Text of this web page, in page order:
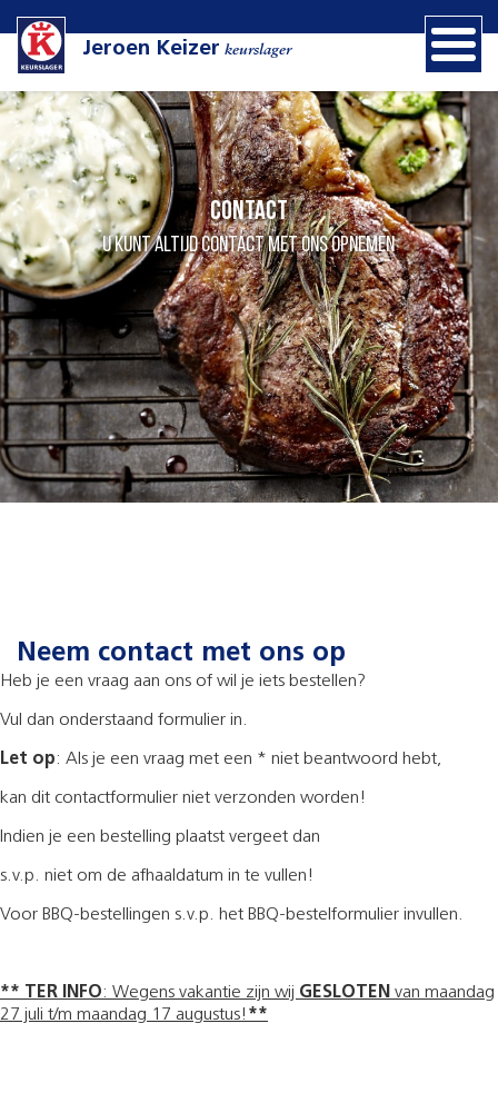
Jeroen Keizer keurslager
Contact
U kunt altijd contact met ons opnemen
Neem contact met ons op
Heb je een vraag aan ons of wil je iets bestellen?
Vul dan onderstaand formulier in.
Let op: Als je een vraag met een * niet beantwoord hebt,
kan dit contactformulier niet verzonden worden!
Indien je een bestelling plaatst vergeet dan
s.v.p. niet om de afhaaldatum in te vullen!
Voor BBQ-bestellingen s.v.p. het BBQ-bestelformulier invullen.
** TER INFO: Wegens vakantie zijn wij GESLOTEN van maandag
27 juli t/m maandag 17 augustus! **